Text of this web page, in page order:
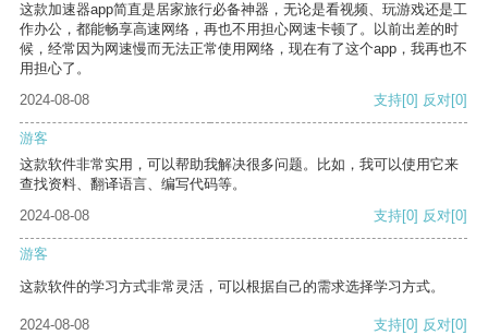
这款加速器app简直是居家旅行必备神器，无论是看视频、玩游戏还是工
作办公，都能畅享高速网络，再也不用担心网速卡顿了。以前出差的时
候，经常因为网速慢而无法正常使用网络，现在有了这个app，我再也不
用担心了。
2024-08-08
支持[0] 反对[0]
游客
这款软件非常实用，可以帮助我解决很多问题。比如，我可以使用它来
查找资料、翻译语言、编写代码等。
2024-08-08
支持[0] 反对[0]
游客
这款软件的学习方式非常灵活，可以根据自己的需求选择学习方式。
2024-08-08 支持[0] 反对[0]